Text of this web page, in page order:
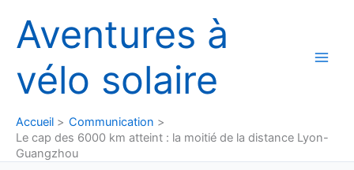
contenu
Aventures à
vélo solaire
Accueil
Communication
Le cap des 6000 km atteint : la moitié de la distance Lyon-
Guangzhou